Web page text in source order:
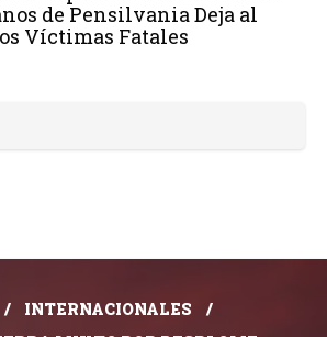
de Pensilvania Deja al
Víctimas Fatales
INTERNACIONALES